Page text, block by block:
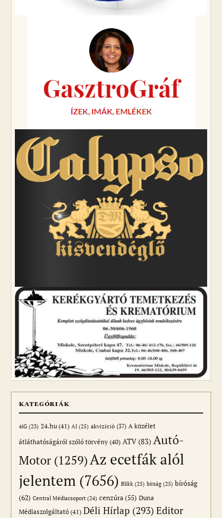
KATEGÓRIÁK
4iG (23) 24.hu(41) AI (25) akvizíció (37) A közélet
átláthatóságáról szóló törvény(40) ATV(83) Autó-
Motor (1259)Az ecetfák alól
jelentem (7656) Blikk (25) bírság (25) bíróság
(62) Central Médiacsoport (24) cenzúra(55) Duna
Médiaszolgáltató(41) Déli Hírlap (293) Editor